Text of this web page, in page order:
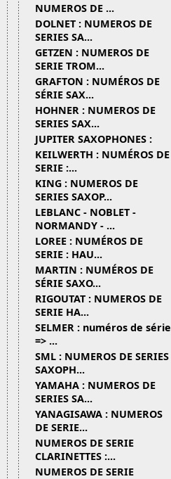
NUMEROS DE ...
DOLNET : NUMEROS DE
SERIES SA...
GETZEN : NUMEROS DE
SERIE TROM...
GRAFTON : NUMÉROS DE
SÉRIE SAX...
HOHNER : NUMEROS DE
SERIES SAX...
JUPITER SAXOPHONES :
KEILWERTH : NUMÉROS DE
SERIE :...
KING : NUMEROS DE
SERIES SAXOP...
LEBLANC - NOBLET -
NORMANDY - ...
LOREE : NUMÉROS DE
SERIE : HAU...
MARTIN : NUMÉROS DE
SÉRIE SAXO...
RIGOUTAT : NUMEROS DE
SERIE HA...
SELMER : numéros de série
=> ...
SML : NUMEROS DE SERIES
SAXOPH...
YAMAHA : NUMEROS DE
SERIES SA...
YANAGISAWA : NUMEROS
DE SERIE...
NUMEROS DE SERIE
CLARINETTES :...
NUMEROS DE SERIE